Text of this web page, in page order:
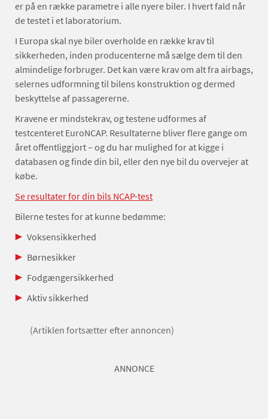
er på en række parametre i alle nyere biler. I hvert fald når
de testet i et laboratorium.
I Europa skal nye biler overholde en række krav til
sikkerheden, inden producenterne må sælge dem til den
almindelige forbruger. Det kan være krav om alt fra airbags,
selernes udformning til bilens konstruktion og dermed
beskyttelse af passagererne.
Kravene er mindstekrav, og testene udformes af
testcenteret EuroNCAP. Resultaterne bliver flere gange om
året offentliggjort – og du har mulighed for at kigge i
databasen og finde din bil, eller den nye bil du overvejer at
købe.
Se resultater for din bils NCAP-test
Bilerne testes for at kunne bedømme:
Voksensikkerhed
Børnesikker
Fodgængersikkerhed
Aktiv sikkerhed
(Artiklen fortsætter efter annoncen)
ANNONCE